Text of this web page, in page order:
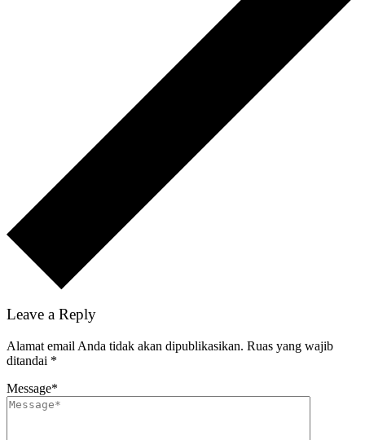
Leave a Reply
Alamat email Anda tidak akan dipublikasikan. Ruas yang wajib
ditandai *
Message*